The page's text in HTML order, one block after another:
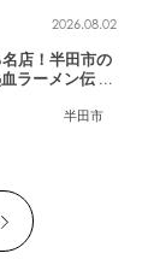
半田市
2026.08.02
店！半田市の
ラーメン伝 8